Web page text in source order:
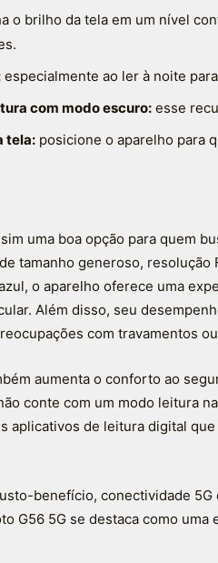
o brilho da tela em um nível
especialmente ao ler à noite
com modo escuro: esse
tela: posicione o aparelho para
uma boa opção para quem
tamanho generoso, resolução
o aparelho oferece uma
Além disso, seu
com travamentos
aumenta o conforto ao
conte com um modo leitura
aplicativos de leitura digital
benefício, conectividade
G56 5G se destaca como